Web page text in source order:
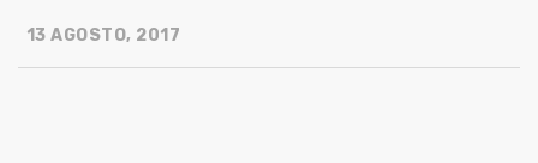
13 AGOSTO, 2017